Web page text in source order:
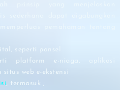
sederhana dapat digabungkan
pemahaman tentang
seperti ponsel
platform e-niaga, aplikasi
web e-ekstensi
, termasuk ;